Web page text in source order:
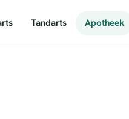
Tandarts Apotheek